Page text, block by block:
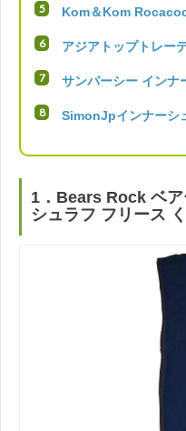
Kom＆Kom
アジアトップトレー
サンパーシー インナ
SimonJpインナーシ
1．Bears Rock ベ
シュラフ フリース